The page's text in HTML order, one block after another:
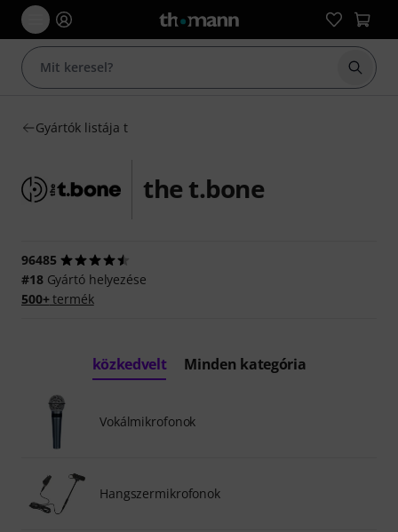
Gyártók listája t
the t.bone
96485
#18Gyártó helyezése
500+termék
közkedvelt Minden kategória
Vokálmikrofonok
Hangszermikrofonok